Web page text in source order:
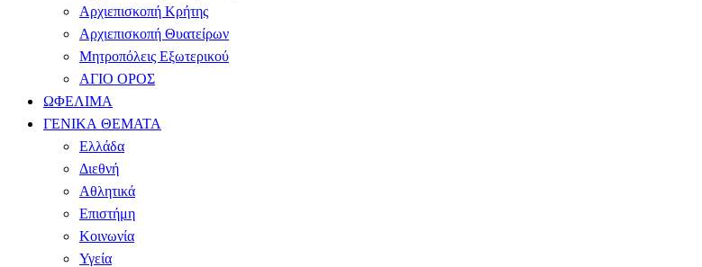
Αρχιεπισκοπή Κρήτης
Αρχιεπισκοπή Θυατείρων
Μητροπόλεις Εξωτερικού
ΑΓΙΟ ΟΡΟΣ
ΩΦΕΛΙΜΑ
ΓΕΝΙΚΑ ΘΕΜΑΤΑ
Ελλάδα
Διεθνή
Αθλητικά
Επιστήμη
Κοινωνία
Υγεία